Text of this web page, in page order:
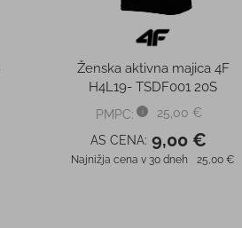
Ženska aktivna majica 4F
H4L19- TSDF001 20S
PMPC:
25,00 €
AS CENA: 9,00 €
Najnižja cena v 30 dneh 25,00 €